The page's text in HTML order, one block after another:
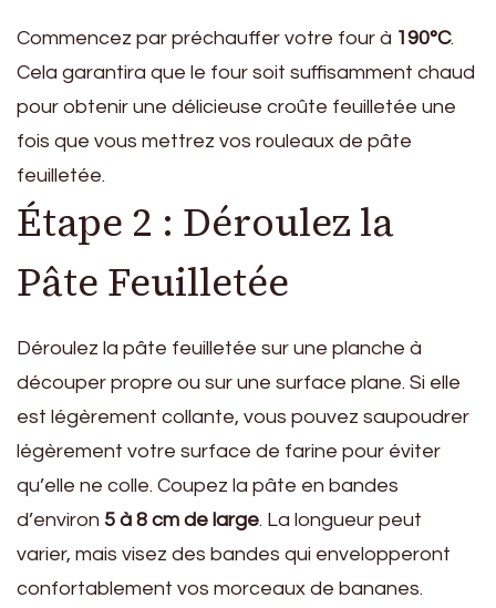
Commencez par préchauffer votre four à 190°C.
Cela garantira que le four soit suffisamment chaud
pour obtenir une délicieuse croûte feuilletée une
fois que vous mettrez vos rouleaux de pâte
feuilletée.
Étape 2 : Déroulez la
Pâte Feuilletée
Déroulez la pâte feuilletée sur une planche à
découper propre ou sur une surface plane. Si elle
est légèrement collante, vous pouvez saupoudrer
légèrement votre surface de farine pour éviter
qu’elle ne colle. Coupez la pâte en bandes
d’environ 5 à 8 cm de large. La longueur peut
varier, mais visez des bandes qui envelopperont
confortablement vos morceaux de bananes.